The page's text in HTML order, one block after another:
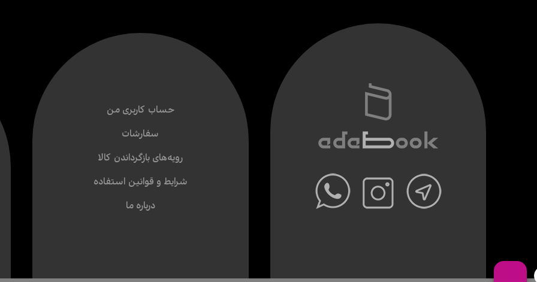
حساب کاربری من
سفارشات
رویه‌های بازگرداندن کالا
شرایط و قوانین استفاده
درباره ما